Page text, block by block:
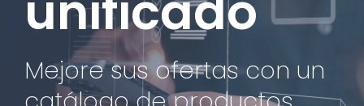
Mejore sus ofertas con un